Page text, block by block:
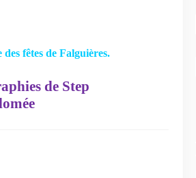
fêtes de Falguières.
de Step